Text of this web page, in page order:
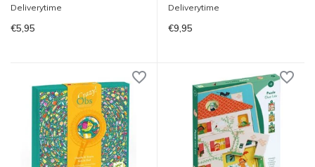
Deliverytime
€5,95
Deliverytime
€9,95